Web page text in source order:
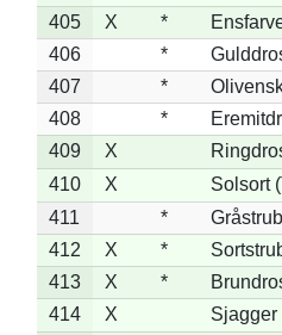
405
X *
406
*
407
*
408
*
409
X
410
X
Solsort
411
*
412
X *
413
X *
414
X
Sjagger